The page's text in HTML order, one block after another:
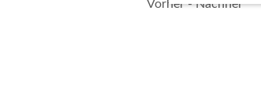
Vorher - Nachher